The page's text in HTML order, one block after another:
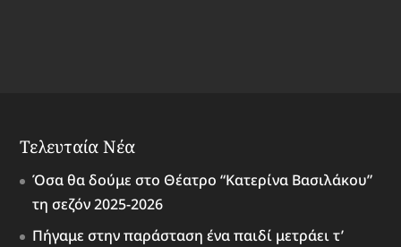
Τελευταία Νέα
Όσα θα δούμε στο Θέατρο “Κατερίνα Βασιλάκου”
τη σεζόν 2025-2026
Πήγαμε στην παράσταση ένα παιδί μετράει τ’